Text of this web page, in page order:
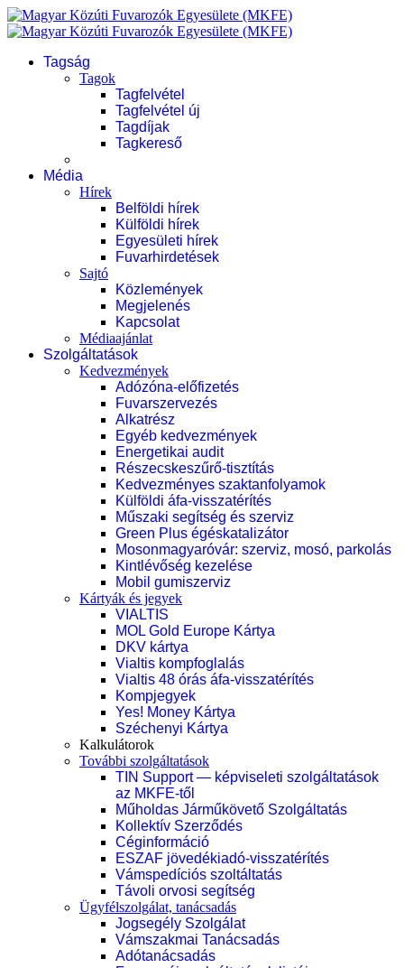
Tagság
Tagok
Tagfelvétel
Tagfelvétel új
Tagdíjak
Tagkereső
Média
Hírek
Belföldi hírek
Külföldi hírek
Egyesületi hírek
Fuvarhirdetések
Sajtó
Közlemények
Megjelenés
Kapcsolat
Médiaajánlat
Szolgáltatások
Kedvezmények
Adózóna-előfizetés
Fuvarszervezés
Alkatrész
Egyéb kedvezmények
Energetikai audit
Részecskeszűrő-tisztítás
Kedvezményes szaktanfolyamok
Külföldi áfa-visszatérítés
Műszaki segítség és szerviz
Green Plus égéskatalizátor
Mosonmagyaróvár: szerviz, mosó, parkolás
Kintlévőség kezelése
Mobil gumiszerviz
Kártyák és jegyek
VIALTIS
MOL Gold Europe Kártya
DKV kártya
Vialtis kompfoglalás
Vialtis 48 órás áfa-visszatérítés
Kompjegyek
Yes! Money Kártya
Széchenyi Kártya
Kalkulátorok
További szolgáltatások
TIN Support — képviseleti szolgáltatások
az MKFE-től
Műholdas Járműkövető Szolgáltatás
Kollektív Szerződés
Céginformáció
ESZAF jövedékiadó-visszatérítés
Vámspedíciós szoltáltatás
Távoli orvosi segítség
Ügyfélszolgálat, tanácsadás
Jogsegély Szolgálat
Vámszakmai Tanácsadás
Adótanácsadás